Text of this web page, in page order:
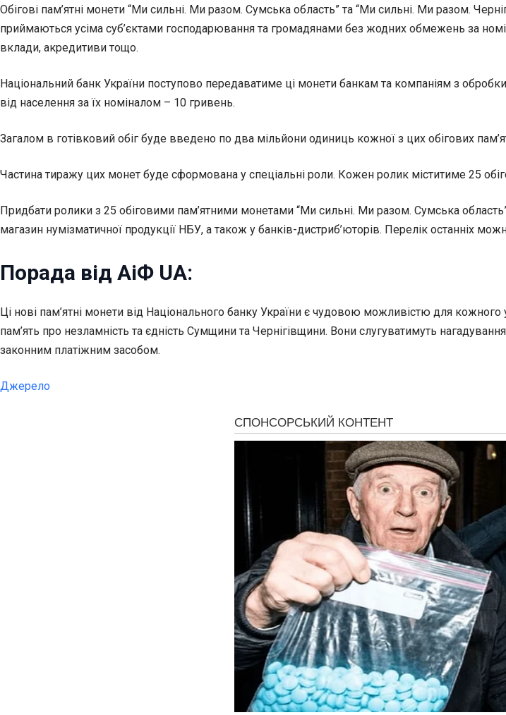
Обігові пам’ятні монети “Ми сильні. Ми разом. Сумська область” та “Ми сильні. Ми разом.
приймаються усіма суб’єктами господарювання та громадянами без жодних обмежень за
вклади, акредитиви тощо.
Національний банк України поступово передаватиме ці монети банкам та компаніям з
від населення за їх номіналом – 10 гривень.
Загалом в готівковий обіг буде введено по два мільйони одиниць кожної з цих обігових
Частина тиражу цих монет буде сформована у спеціальні роли. Кожен ролик міститиме 25
Придбати ролики з 25 обіговими пам’ятними монетами “Ми сильні. Ми разом. Сумська
магазин нумізматичної продукції НБУ, а також у банків-дистриб’юторів. Перелік останніх
Порада від АіФ UA:
Ці нові пам’ятні монети від Національного банку України є чудовою можливістю для
пам’ять про незламність та єдність Сумщини та Чернігівщини. Вони слугуватимуть
законним платіжним засобом.
Джерело